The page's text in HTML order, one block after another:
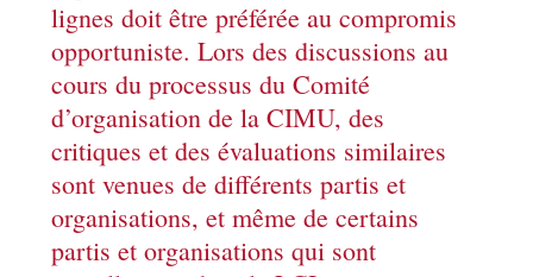
lignes doit être préférée au compromis
opportuniste. Lors des discussions au
cours du processus du Comité
d’organisation de la CIMU, des
critiques et des évaluations similaires
sont venues de différents partis et
organisations, et même de certains
partis et organisations qui sont